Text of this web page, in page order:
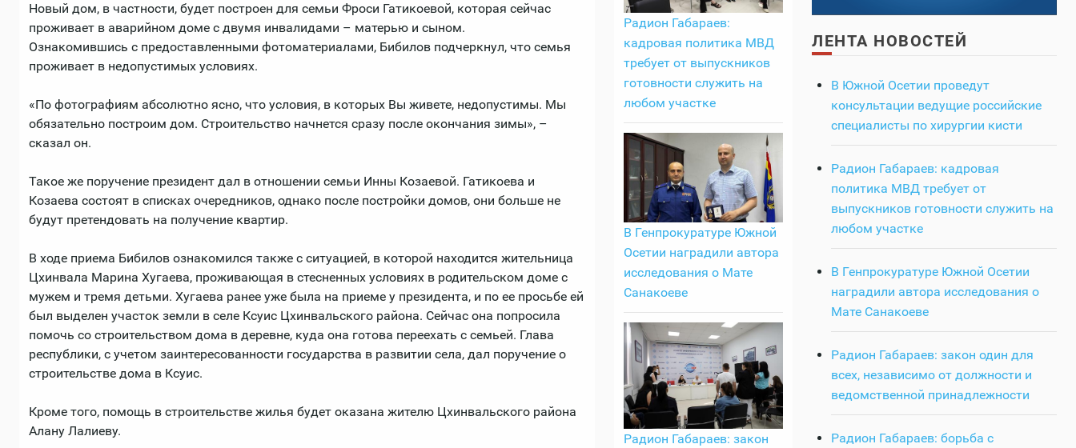
Новый дом, в частности, будет построен для семьи Фроси Гатикоевой, которая сейчас
проживает в аварийном доме с двумя инвалидами – матерью и сыном.
Ознакомившись с предоставленными фотоматериалами, Бибилов подчеркнул, что семья
проживает в недопустимых условиях.
«По фотографиям абсолютно ясно, что условия, в которых Вы живете, недопустимы. Мы
обязательно построим дом. Строительство начнется сразу после окончания зимы», –
сказал он.
Такое же поручение президент дал в отношении семьи Инны Козаевой. Гатикоева и
Козаева состоят в списках очередников, однако после постройки домов, они больше не
будут претендовать на получение квартир.
В ходе приема Бибилов ознакомился также с ситуацией, в которой находится жительница
Цхинвала Марина Хугаева, проживающая в стесненных условиях в родительском доме с
мужем и тремя детьми. Хугаева ранее уже была на приеме у президента, и по ее просьбе ей
был выделен участок земли в селе Ксуис Цхинвальского района. Сейчас она попросила
помочь со строительством дома в деревне, куда она готова переехать с семьей. Глава
республики, с учетом заинтересованности государства в развитии села, дал поручение о
строительстве дома в Ксуис.
Кроме того, помощь в строительстве жилья будет оказана жителю Цхинвальского района
Алану Лалиеву.
Радион Габараев:
кадровая политика МВД
требует от выпускников
готовности служить на
любом участке
В Генпрокуратуре Южной
Осетии наградили автора
исследования о Мате
Санакоеве
Радион Габараев: закон
ЛЕНТА НОВОСТЕЙ
В Южной Осетии проведут
консультации ведущие российские
специалисты по хирургии кисти
Радион Габараев: кадровая
политика МВД требует от
выпускников готовности служить на
любом участке
В Генпрокуратуре Южной Осетии
наградили автора исследования о
Мате Санакоеве
Радион Габараев: закон один для
всех, независимо от должности и
ведомственной принадлежности
Радион Габараев: борьба с